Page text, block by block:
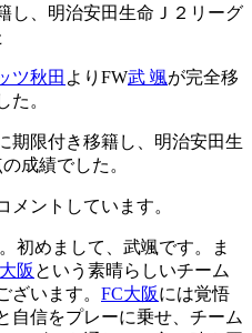
し、明治安田生命Ｊ２リーグ
ツ秋田 よりFW武 颯が完全移
た。
期限付き移籍し、明治安田生
成績でした。
メントしています。
初めまして、武颯です。ま
阪 という素晴らしいチーム
ざいます。 FC大阪には覚悟
自信をプレーに乗せ、チーム